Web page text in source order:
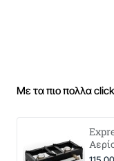
Με τα πιο πολλα